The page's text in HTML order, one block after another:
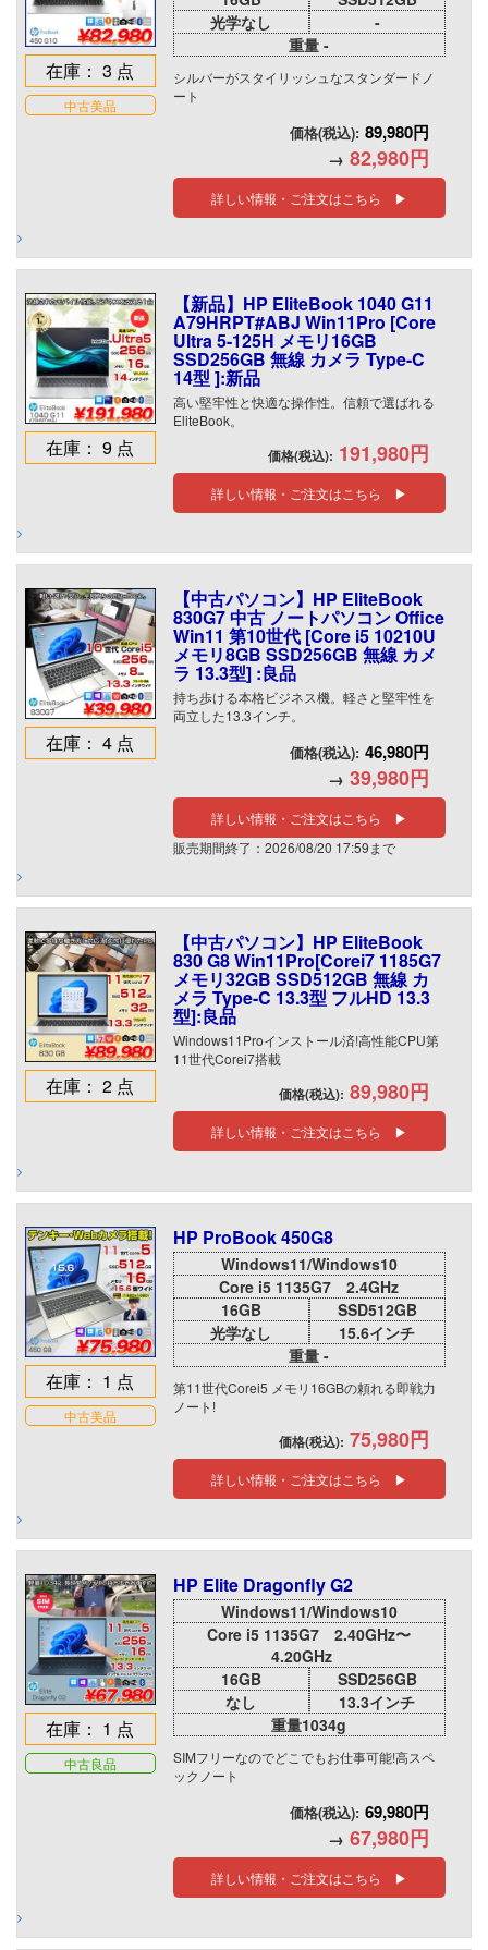
在庫： 3 点
中古美品
光学なし
-
重量 -
シルバーがスタイリッシュなスタンダードノ
ート
価格(税込): 89,980円
→ 82,980円
詳しい情報・ご注文はこちら ▶
在庫： 9 点
【新品】HP EliteBook 1040 G11
A79HRPT#ABJ Win11Pro [Core
Ultra 5-125H メモリ16GB
SSD256GB 無線 カメラ Type-C
14型 ]:新品
高い堅牢性と快適な操作性。信頼で選ばれる
EliteBook。
価格(税込): 191,980円
詳しい情報・ご注文はこちら ▶
在庫： 4 点
【中古パソコン】HP EliteBook
830G7 中古 ノートパソコン Office
Win11 第10世代 [Core i5 10210U
メモリ8GB SSD256GB 無線 カメ
ラ 13.3型] :良品
持ち歩ける本格ビジネス機。軽さと堅牢性を
両立した13.3インチ。
価格(税込): 46,980円
→ 39,980円
詳しい情報・ご注文はこちら ▶
販売期間終了：2026/08/20 17:59まで
在庫： 2 点
【中古パソコン】HP EliteBook
830 G8 Win11Pro[Corei7 1185G7
メモリ32GB SSD512GB 無線 カ
メラ Type-C 13.3型 フルHD 13.3
型]:良品
Windows11Proインストール済!高性能CPU第
11世代Corei7搭載
価格(税込): 89,980円
詳しい情報・ご注文はこちら ▶
在庫： 1 点
中古美品
HP ProBook 450G8
Windows11/Windows10
Core i5 1135G7 2.4GHz
16GB
SSD512GB
光学なし
15.6インチ
重量 -
第11世代Corei5 メモリ16GBの頼れる即戦力
ノート!
価格(税込): 75,980円
詳しい情報・ご注文はこちら ▶
在庫： 1 点
中古良品
HP Elite Dragonfly G2
Windows11/Windows10
Core i5 1135G7 2.40GHz〜
4.20GHz
16GB
SSD256GB
なし
13.3インチ
重量1034g
SIMフリーなのでどこでもお仕事可能!高スペ
ックノート
価格(税込): 69,980円
→ 67,980円
詳しい情報・ご注文はこちら ▶